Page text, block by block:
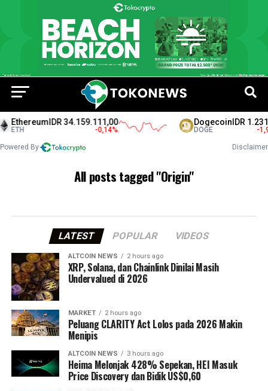
EthereumIDR 34.159.111,00
ETH -0,14%
DogecoinIDR
DOGE -1,91
Powered By Disclaimer
All posts tagged "Origin"
LATEST POPULAR VIDEOS
ALTCOIN NEWS 2 hours ago
XRP, Solana, dan Chainlink Dinilai Masih
Undervalued di 2026
MARKET 2 hours ago
Peluang CLARITY Act Lolos pada 2026 Makin
Menipis
ALTCOIN NEWS 3 hours ago
Heima Melonjak 428% Sepekan, HEI Masuk
Price Discovery dan Bidik US$0,60